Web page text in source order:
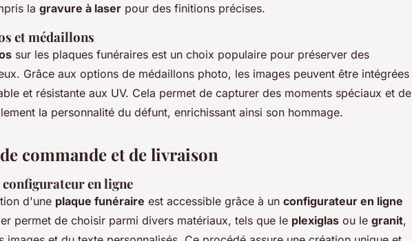
la gravure à laser pour des finitions précises.
et médaillons
sur les plaques funéraires est un choix populaire pour préserver des
Grâce aux options de médaillons photo, les images peuvent être intégrées
et résistante aux UV. Cela permet de capturer des moments spéciaux et de
la personnalité du défunt, enrichissant ainsi son hommage.
commande et de livraison
en ligne
d'une plaque funéraire est accessible grâce à un configurateur en ligne
permet de choisir parmi divers matériaux, tels que le plexiglas ou le granit,